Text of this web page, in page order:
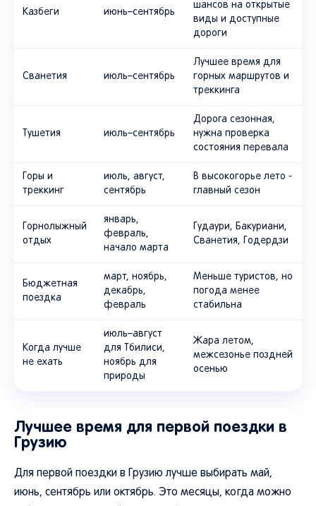
Казбеги июнь–сентябрь
шансов на открытые
виды и доступные
дороги
Сванетия июль–сентябрь
Лучшее время для
горных маршрутов и
треккинга
Тушетия июль–сентябрь
Дорога сезонная,
нужна проверка
состояния перевала
Горы и
треккинг
июль, август,
сентябрь
В высокогорье лето -
главный сезон
Горнолыжный
отдых
январь,
февраль,
начало марта
Гудаури, Бакуриани,
Сванетия, Годердзи
Бюджетная
поездка
март, ноябрь,
декабрь,
февраль
Меньше туристов, но
погода менее
стабильна
Когда лучше
не ехать
июль–август
для Тбилиси,
ноябрь для
природы
Жара летом,
межсезонье поздней
осенью
Лучшее время для первой поездки в
Грузию
Для первой поездки в Грузию лучше выбирать май,
июнь, сентябрь или октябрь. Это месяцы, когда можно